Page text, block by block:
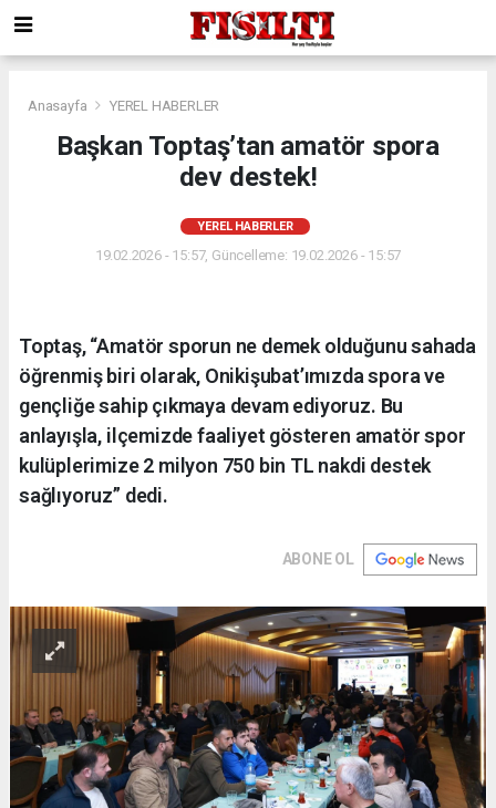
Anasayfa YEREL HABERLER
Başkan Toptaş’tan amatör spora
dev destek!
YEREL HABERLER
19.02.2026 - 15:57, Güncelleme: 19.02.2026 - 15:57
Toptaş, “Amatör sporun ne demek olduğunu sahada
öğrenmiş biri olarak, Onikişubat’ımızda spora ve
gençliğe sahip çıkmaya devam ediyoruz. Bu
anlayışla, ilçemizde faaliyet gösteren amatör spor
kulüplerimize 2 milyon 750 bin TL nakdi destek
sağlıyoruz” dedi.
ABONE OL